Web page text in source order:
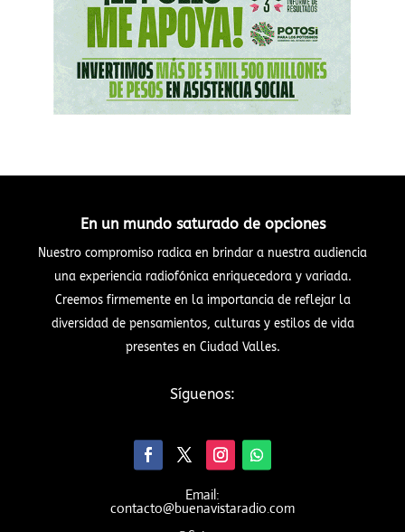
En un mundo saturado de opciones
Nuestro compromiso radica en brindar a nuestra audiencia
una experiencia radiofónica enriquecedora y variada.
Creemos firmemente en la importancia de reflejar la
diversidad de pensamientos, culturas y estilos de vida
presentes en Ciudad Valles.
Síguenos:
Email:
contacto@buenavistaradio.com